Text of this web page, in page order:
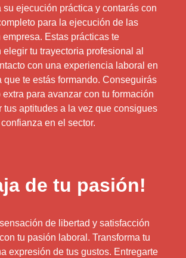
su ejecución práctica y contarás con
para la ejecución de las
empresa. Estas prácticas te
tu trayectoria profesional al
con una experiencia laboral en
que te estás formando. Conseguirás
para avanzar con tu formación
tus aptitudes a la vez que consigues
en el sector.
de tu pasión!
de libertad y satisfacción
tu pasión laboral. Transforma tu
expresión de tus gustos. Entregarte